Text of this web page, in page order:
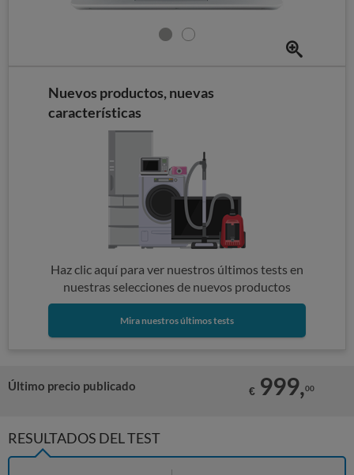
Nuevos productos, nuevas
características
Haz clic aquí para ver nuestros últimos tests en
nuestras selecciones de nuevos productos
Mira nuestros últimos tests
Último precio publicado € 999,00
RESULTADOS DEL TEST